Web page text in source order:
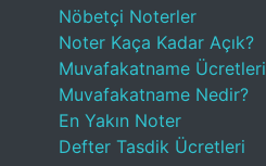
Nöbetçi Noterler
Noter Kaça Kadar Açık?
Muvafakatname Ücretleri
Muvafakatname Nedir?
En Yakın Noter
Defter Tasdik Ücretleri